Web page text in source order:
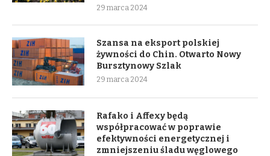
29 marca 2024
Szansa na eksport polskiej
żywności do Chin. Otwarto Nowy
Bursztynowy Szlak
29 marca 2024
Rafako i Affexy będą
współpracować w poprawie
efektywności energetycznej i
zmniejszeniu śladu węglowego